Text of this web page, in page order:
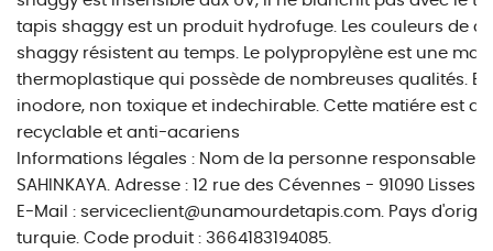
tapis shaggy est un produit hydrofuge. Les couleurs de
shaggy résistent au temps. Le polypropylène est une
thermoplastique qui possède de nombreuses qualités.
inodore, non toxique et indechirable. Cette matiére est
recyclable et anti-acariens
Informations légales : Nom de la personne responsable :
SAHINKAYA. Adresse : 12 rue des Cévennes - 91090 Lisses
E-Mail : serviceclient@unamourdetapis.com. Pays
turquie. Code produit : 3664183194085.